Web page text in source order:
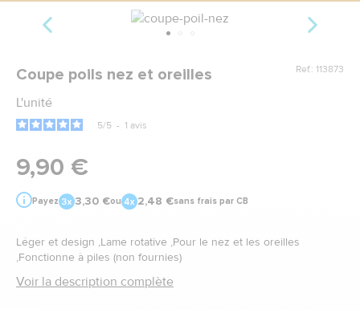
Coupe poils nez et oreilles
L'unité
Ref.: 113873
5/5 - 1 avis
9,90 €
Payez 3,30 €ou 2,48 €sans frais par CB
Léger et design ,Lame rotative ,Pour le nez et les oreilles
,Fonctionne à piles (non fournies)
Voir la description complète